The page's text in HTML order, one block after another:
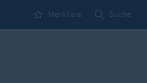
Merkliste Suche